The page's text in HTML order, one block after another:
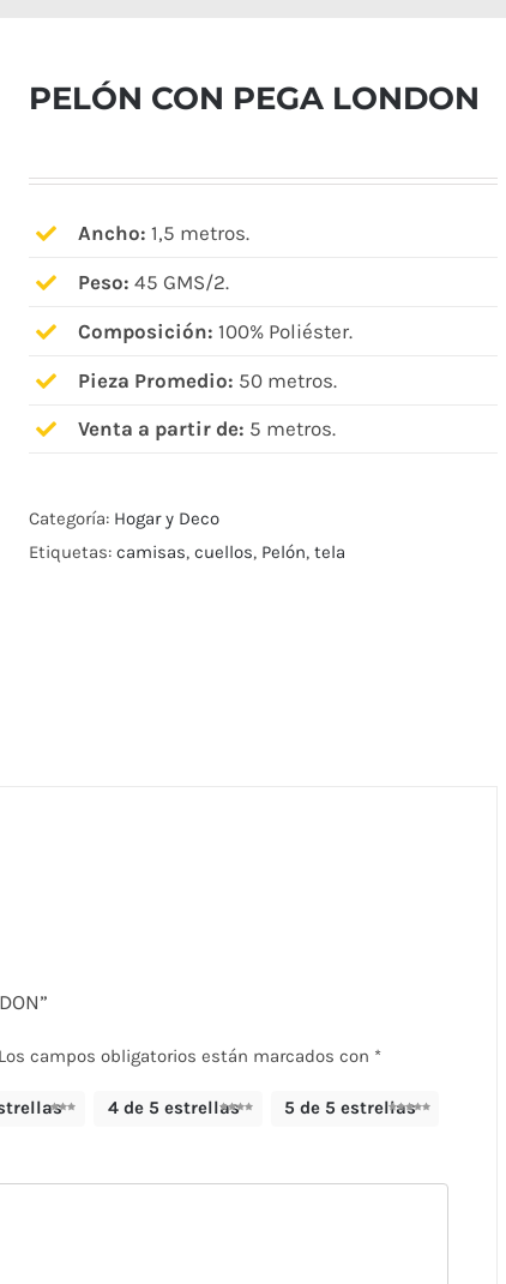
PELÓN CON PEGA LONDON
Ancho: 1,5 metros.
Peso: 45 GMS/2.
Composición: 100% Poliéster.
Pieza Promedio: 50 metros.
Venta a partir de: 5 metros.
Categoría: Hogar y Deco
Etiquetas: camisas, cuellos, Pelón, tela
Los campos obligatorios están marcados con *
4 de 5 estrellas 5 de 5 estrellas